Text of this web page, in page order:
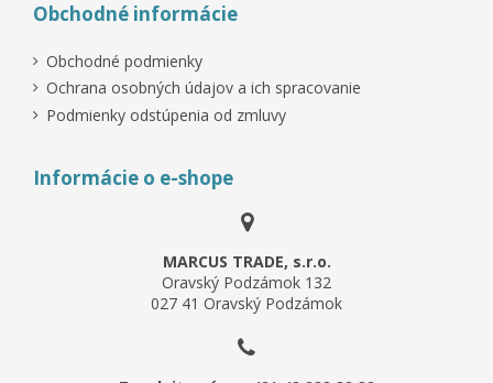
Obchodné informácie
Obchodné podmienky
Ochrana osobných údajov a ich spracovanie
Podmienky odstúpenia od zmluvy
Informácie o e-shope
MARCUS TRADE, s.r.o.
Oravský Podzámok 132
027 41 Oravský Podzámok